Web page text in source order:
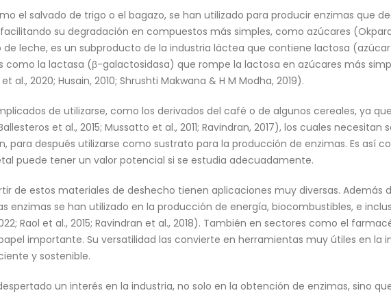
el salvado de trigo o el bagazo, se han utilizado para producir enzimas que
su degradación en compuestos más simples, como azúcares
de leche, es un subproducto de la industria láctea que contiene lactosa
como la lactasa (β-galactosidasa) que rompe la lactosa en azúcares más
al., 2020; Husain, 2010; Shrushti Makwana & H M Modha, 2019).
de utilizarse, como los derivados del café o de algunos cereales, ya
et al., 2015; Mussatto et al., 2011; Ravindran, 2017), los cuales necesitan
para después utilizarse como sustrato para la producción de enzimas. Es así
puede tener un valor potencial si se estudia adecuadamente.
de estos materiales de deshecho tienen aplicaciones muy diversas. Además
enzimas se han utilizado en la producción de energía, biocombustibles, e
Raol et al., 2015; Ravindran et al., 2018). También en sectores como el
importante. Su versatilidad las convierte en herramientas muy útiles en la
y sostenible.
un interés en la industria, no solo en la obtención de enzimas, sino